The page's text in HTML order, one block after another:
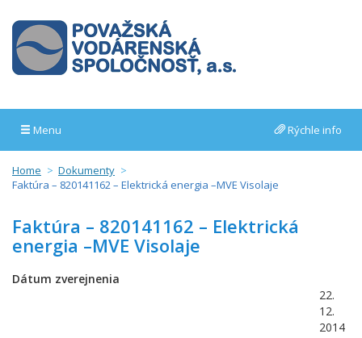
Menu Rýchle info
Home
Dokumenty
Faktúra – 820141162 – Elektrická energia –MVE Visolaje
Faktúra – 820141162 – Elektrická
energia –MVE Visolaje
Dátum zverejnenia
22.
12.
2014